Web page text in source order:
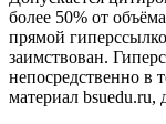
более 50% от
прямой
заимствован.
непосредственно в
материал bsuedu.ru,